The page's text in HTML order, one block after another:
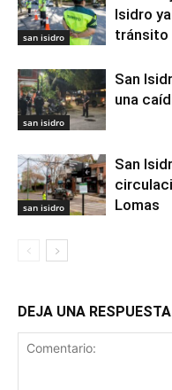
san isidro
Isidro
tránsito
san isidro
San
una
san isidro
San
Lomas
DEJA UNA RESPUESTA